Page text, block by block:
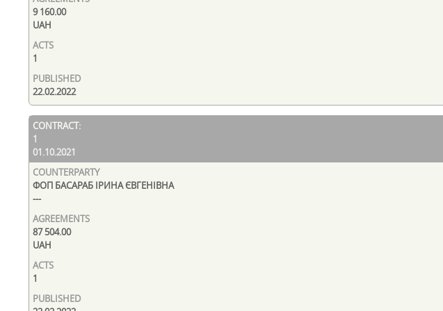
9 160.00
UAH
1
22.02.2022
1
01.10.2021
ФОП БАСАРАБ ІРИНА ЄВГЕНІВНА
---
87 504.00
UAH
1